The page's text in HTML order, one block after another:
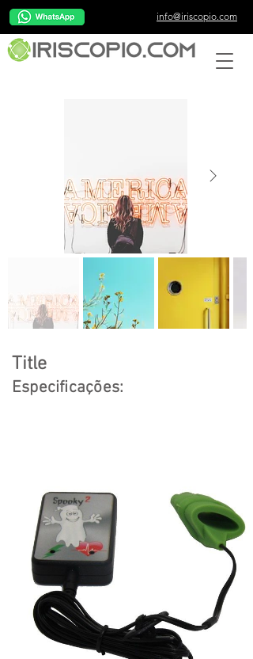
info@iriscopio.com
Title
Especificações: